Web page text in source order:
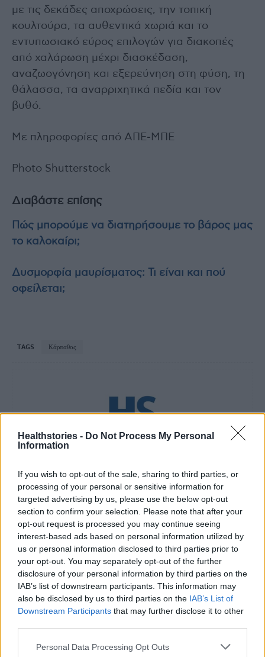
Healthstories - Do Not Process My Personal
Information
If you wish to opt-out of the sale, sharing to third parties, or
processing of your personal or sensitive information for
targeted advertising by us, please use the below opt-out
section to confirm your selection. Please note that after your
opt-out request is processed you may continue seeing
interest-based ads based on personal information utilized by
us or personal information disclosed to third parties prior to
your opt-out. You may separately opt-out of the further
disclosure of your personal information by third parties on the
IAB’s list of downstream participants. This information may
also be disclosed by us to third parties on the IAB’s List of
Downstream Participants that may further disclose it to other
Personal Data Processing Opt Outs
με τις δεκάδες αποχρώσεις, την τοπική
κουλτούρα, τα αυθεντικά χωριά και το
εντυπωσιακό εύρος επιλογών για διακοπές
από χαλάρωση μέχρι διασκέδαση,
αναζωογόνηση και εξερεύνηση στη φύση, τη
θάλασσα, τα αναρριχητικά πεδία και τον
βυθό.
Με πληροφορίες από ΑΠΕ-ΜΠΕ
Photo Shutterstock
Διαβάστε επίσης
Πώς μπορούμε να διατηρήσουμε το βάρος μας
το καλοκαίρι;
Δυσμορφία μαυρίσματος: Τι είναι και πού
οφείλεται;
TAGS Κάρπαθος
Δείτε Ακόμη
με μνημεία που διαμόρφωσαν την